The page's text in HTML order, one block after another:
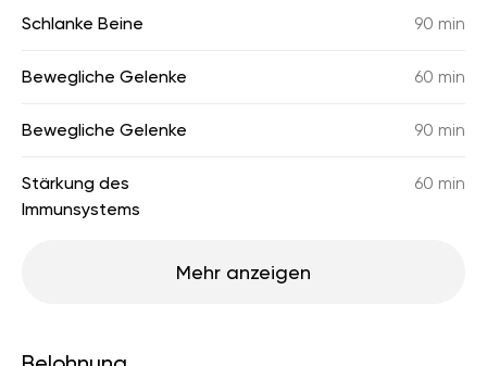
Schlanke Beine 90 min
Bewegliche Gelenke 60 min
Bewegliche Gelenke 90 min
Stärkung des
Immunsystems
60 min
Mehr anzeigen